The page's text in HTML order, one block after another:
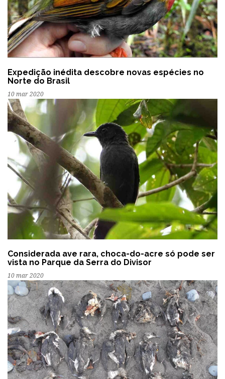
Expedição inédita descobre novas espécies no
Norte do Brasil
10 mar 2020
Considerada ave rara, choca-do-acre só pode ser
vista no Parque da Serra do Divisor
10 mar 2020